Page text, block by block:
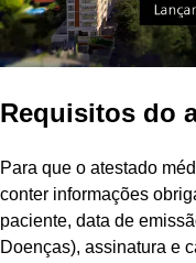
Requisitos do
Para que o atestado
conter informações
paciente, data de
Doenças), assinatura e